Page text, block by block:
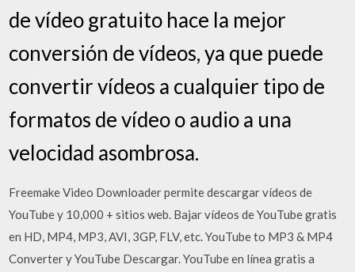
de vídeo gratuito hace la mejor
conversión de vídeos, ya que puede
convertir vídeos a cualquier tipo de
formatos de vídeo o audio a una
velocidad asombrosa.
Freemake Video Downloader permite descargar vídeos de
YouTube y 10,000 + sitios web. Bajar vídeos de YouTube gratis
en HD, MP4, MP3, AVI, 3GP, FLV, etc. YouTube to MP3 & MP4
Converter y YouTube Descargar. YouTube en línea gratis a